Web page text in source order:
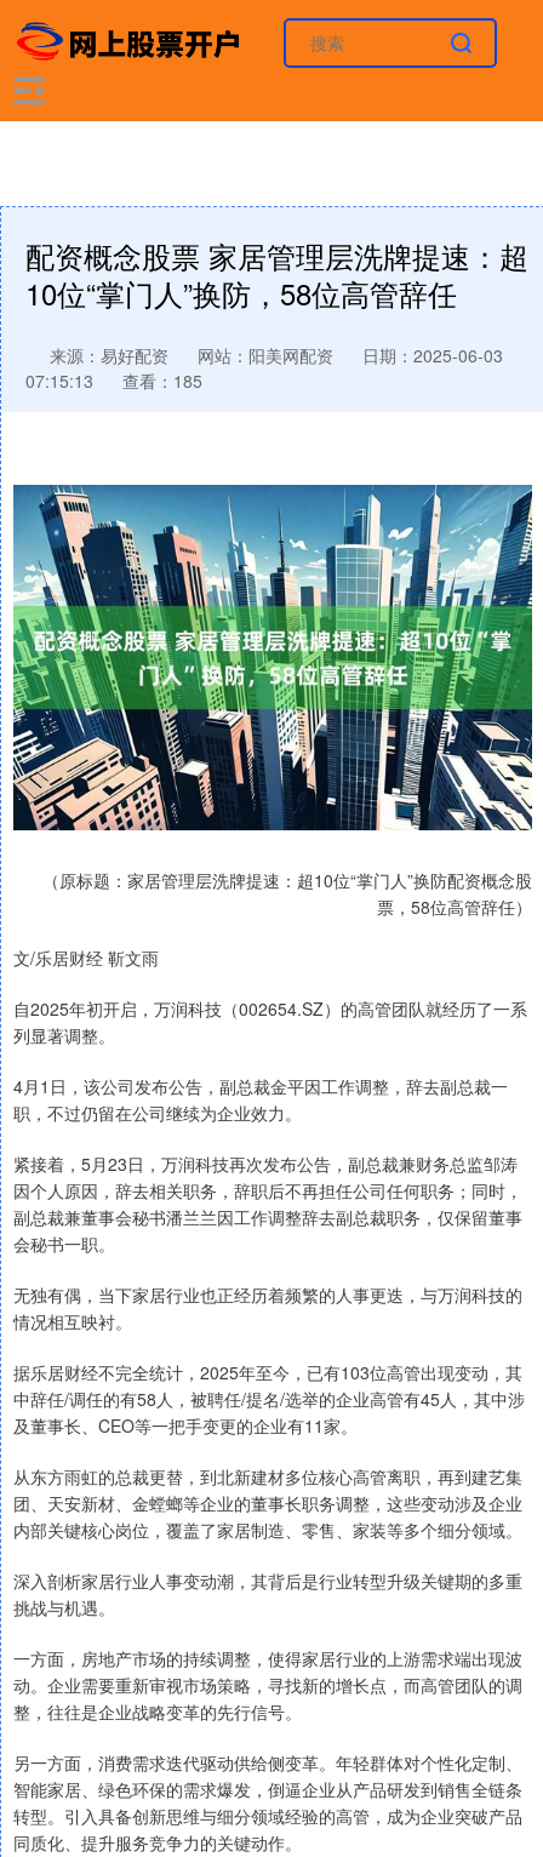
配资概念股票 家居管理层洗牌提速：超
10位“掌门人”换防，58位高管辞任
来源：易好配资 网站：阳美网配资
日期：2025-06-03
07:15:13
查看：185
（原标题：家居管理层洗牌提速：超10位“掌门人”换防配资概念股
票，58位高管辞任）
文/乐居财经 靳文雨
自2025年初开启，万润科技（002654.SZ）的高管团队就经历了一系
列显著调整。
4月1日，该公司发布公告，副总裁金平因工作调整，辞去副总裁一
职，不过仍留在公司继续为企业效力。
紧接着，5月23日，万润科技再次发布公告，副总裁兼财务总监邹涛
因个人原因，辞去相关职务，辞职后不再担任公司任何职务；同时，
副总裁兼董事会秘书潘兰兰因工作调整辞去副总裁职务，仅保留董事
会秘书一职。
无独有偶，当下家居行业也正经历着频繁的人事更迭，与万润科技的
情况相互映衬。
据乐居财经不完全统计，2025年至今，已有103位高管出现变动，其
中辞任/调任的有58人，被聘任/提名/选举的企业高管有45人，其中涉
及董事长、CEO等一把手变更的企业有11家。
从东方雨虹的总裁更替，到北新建材多位核心高管离职，再到建艺集
团、天安新材、金螳螂等企业的董事长职务调整，这些变动涉及企业
内部关键核心岗位，覆盖了家居制造、零售、家装等多个细分领域。
深入剖析家居行业人事变动潮，其背后是行业转型升级关键期的多重
挑战与机遇。
一方面，房地产市场的持续调整，使得家居行业的上游需求端出现波
动。企业需要重新审视市场策略，寻找新的增长点，而高管团队的调
整，往往是企业战略变革的先行信号。
另一方面，消费需求迭代驱动供给侧变革。年轻群体对个性化定制、
智能家居、绿色环保的需求爆发，倒逼企业从产品研发到销售全链条
转型。引入具备创新思维与细分领域经验的高管，成为企业突破产品
同质化、提升服务竞争力的关键动作。